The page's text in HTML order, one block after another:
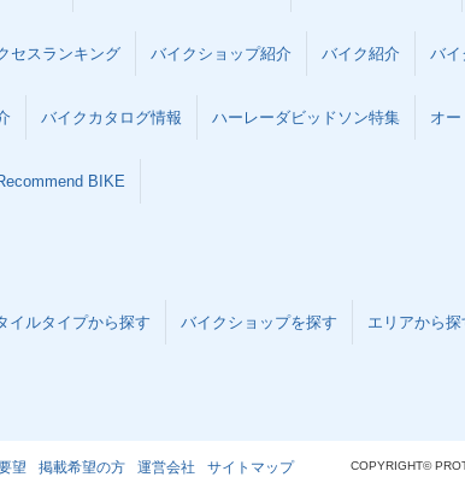
セスランキング バイクショップ紹介 バイク紹介 バイ
バイクカタログ情報 ハーレーダビッドソン特集 オー
BIKE
イルタイプから探す バイクショップを探す エリアから探
望 掲載希望の方 運営会社 サイトマップ COPYRIGHT©